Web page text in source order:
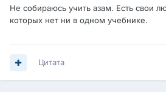
Не собираюсь учить азам. Есть свои
которых нет ни в одном учебнике.
Цитата